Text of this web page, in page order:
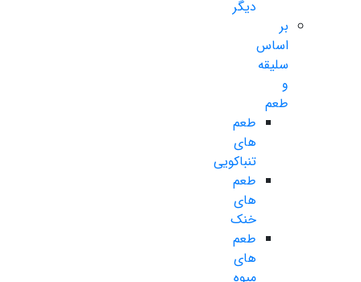
دیگر
بر
اساس
سلیقه
و
طعم
طعم
های
تنباکویی
طعم
های
خنک
طعم
های
میوه